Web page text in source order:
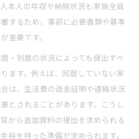
本人の年収や納税状況も家族全員
するため、事前に必要書類や基準
重要です。
・別居の状況によっても提出すべ
ます。例えば、同居していない家
は、生活費の送金証明や連絡状況
とされることがあります。こうし
から追加資料の提出を求められる
裕を持った準備が求められます。